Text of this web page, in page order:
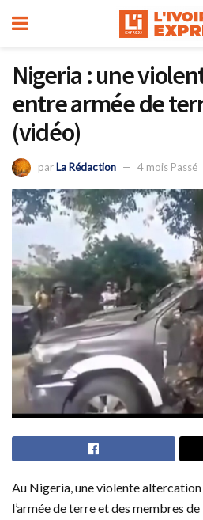
Nigeria : une
entre armée de
(vidéo)
parLa Rédaction 4 mois Passé
Au Nigeria, une violente
l’armée de terre et des membres